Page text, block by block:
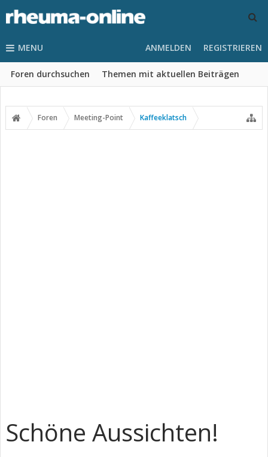
MENU
Foren durchsuchen Themen mit aktuellen Beiträgen
ANMELDEN REGISTRIEREN
Foren Meeting-Point Kaffeeklatsch
Schöne Aussichten!